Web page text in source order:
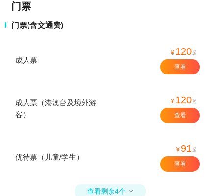
门票
门票(含交通费)
成人票
¥ 120起
查看
成人票（港澳台及境外游
客）
¥ 120起
查看
优待票（儿童/学生）
¥ 91 起
查看
查看剩余4个 